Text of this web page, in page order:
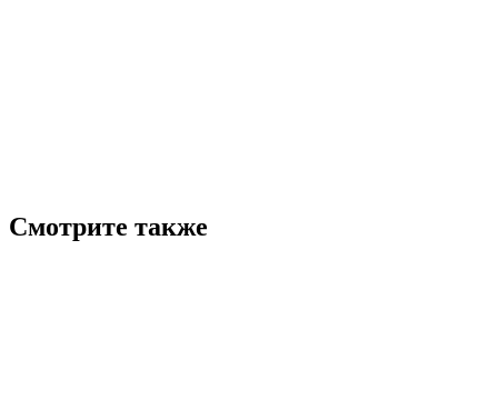
Смотрите также